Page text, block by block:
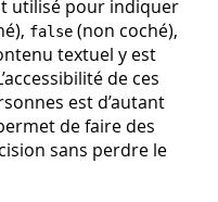
utilisé pour indiquer
false (non coché),
textuel y est
de ces
est d’autant
de faire des
sans perdre le